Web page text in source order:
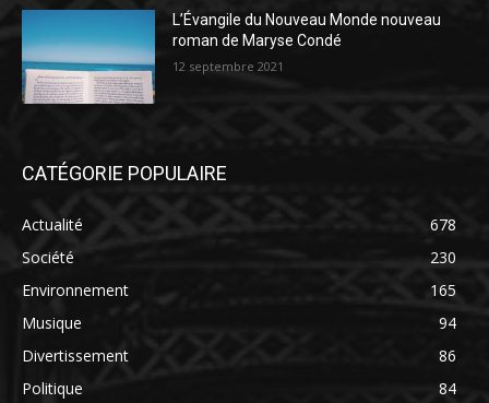
L’Évangile du Nouveau Monde nouveau
roman de Maryse Condé
12 septembre 2021
CATÉGORIE POPULAIRE
Actualité
678
Société
230
Environnement
165
Musique
94
Divertissement
86
Politique
84